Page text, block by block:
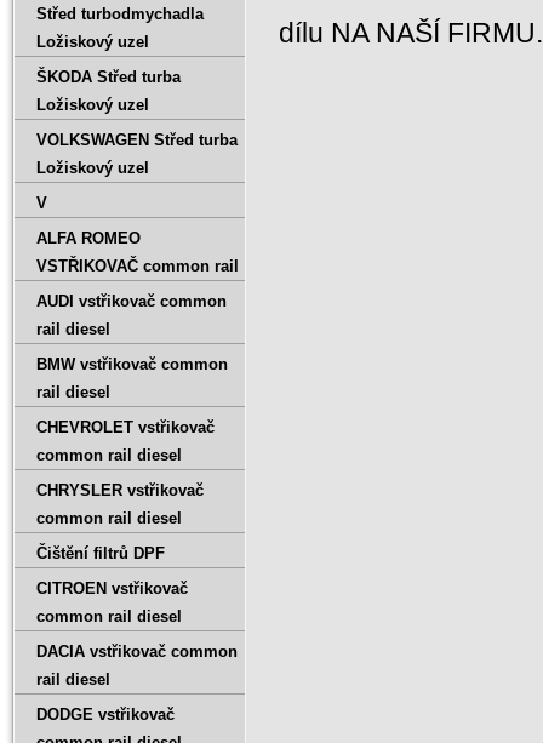
dílu NA NAŠÍ
Střed turbodmychadla
Ložiskový uzel
ŠKODA Střed turba
Ložiskový uzel
VOLKSWAGEN Střed turba
Ložiskový uzel
V
ALFA ROMEO
VSTŘIKOVAČ common rail
AUDI vstřikovač common
rail diesel
BMW vstřikovač common
rail diesel
CHEVROLET vstřikovač
common rail diesel
CHRYSLER vstřikovač
common rail diesel
Čištění filtrů DPF
CITROEN vstřikovač
common rail diesel
DACIA vstřikovač common
rail diesel
DODGE vstřikovač